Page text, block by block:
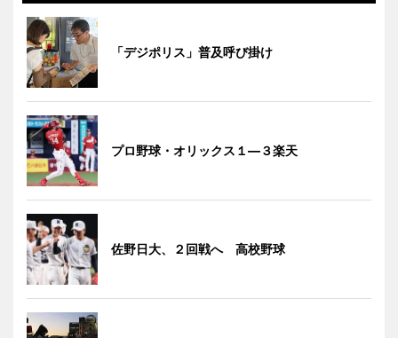
「デジポリス」普及呼び掛け
プロ野球・オリックス１―３楽天
佐野日大、２回戦へ 高校野球